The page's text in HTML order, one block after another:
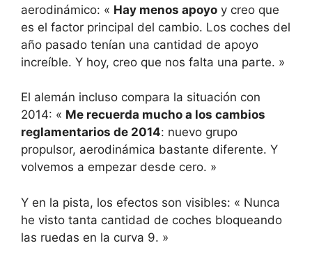
aerodinámico: « Hay menos apoyo y creo que
es el factor principal del cambio. Los coches del
año pasado tenían una cantidad de apoyo
increíble. Y hoy, creo que nos falta una parte. »
El alemán incluso compara la situación con
2014: « Me recuerda mucho a los cambios
reglamentarios de 2014: nuevo grupo
propulsor, aerodinámica bastante diferente. Y
volvemos a empezar desde cero. »
Y en la pista, los efectos son visibles: « Nunca
he visto tanta cantidad de coches bloqueando
las ruedas en la curva 9. »